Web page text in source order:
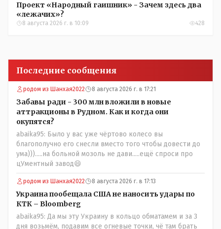
Проект «Народный гаишник» - Зачем здесь два
«лежачих»?
8 августа 2026 г. в 10:09 428
Последние сообщения
родом из Шанхая2022 8 августа 2026 г. в 17:21
Забавы ради - 300 млн вложили в новые
аттракционы в Рудном. Как и когда они
окупятся?
abaika95: Было у вас уже чёртово колесо вы
благополучно его снесли вместо того чтобы довести до
ума))).....на больной мозоль не дави.....ещё спроси про
цУментный завод😄
родом из Шанхая2022 8 августа 2026 г. в 17:13
Украина пообещала США не наносить удары по
КТК – Bloomberg
abaika95: Да мы эту Украину в кольцо обматамем и за 3
дня возьмём, подавим все огневые точки, чё там брать